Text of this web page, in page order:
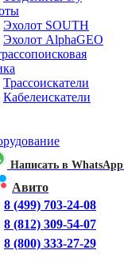
Эхолот SOUTH
Эхолот AlphaGEO
Трассоискатели
Кабелеискатели
Написать в WhatsApp
Авито
8 (499) 703-24-08
8 (812) 309-54-07
8 (800) 333-27-29